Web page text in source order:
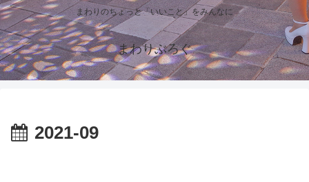
まわりのちょっと「いいこと」をみんなに
まわりぶろぐ
2021-09